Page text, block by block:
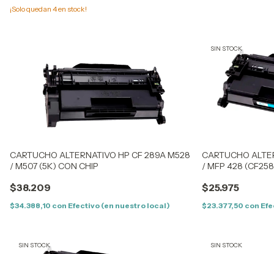
¡Solo quedan 4en stock!
CARTUCHO ALTERNATIVO HP CF 289A M528
/ M507 (5K) CON CHIP
$38.209
$34.388,10 con Efectivo (en nuestro local)
SIN STOCK
CARTUCHO
/ MFP 428
$25.975
$23.377,50 con
SIN STOCK SIN STOCK